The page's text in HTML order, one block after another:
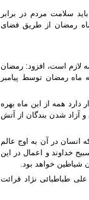
سلامت مردم در برابر
ماه رمضان از طریق فضای
لازم است، افزود: رمضان
ماه رمضان توسط پیامبر
همه از این ماه بهره
آزاد شدن بندگان از آتش
انسان در آن به اوج عالم
خداوند و اعمال در این
شیاطین خواهد بود.
طباطبائی نژاد قرائت